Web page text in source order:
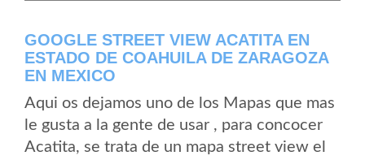
GOOGLE STREET VIEW ACATITA EN
ESTADO DE COAHUILA DE ZARAGOZA
EN MEXICO
Aqui os dejamos uno de los Mapas que mas
le gusta a la gente de usar , para concocer
Acatita, se trata de un mapa street view el